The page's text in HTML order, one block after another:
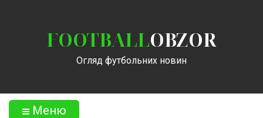
FOOTBALLOBZOR
Огляд футбольних новин
Меню